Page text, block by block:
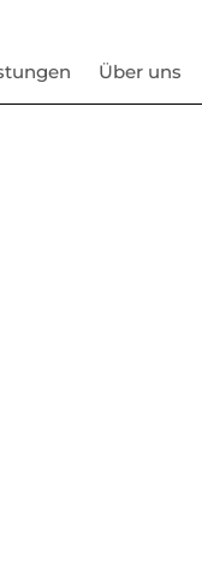
Über uns